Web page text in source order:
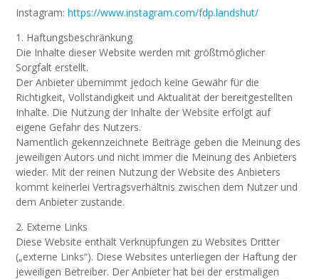
Instagram:https://www.instagram.com/fdp.landshut/
1. Haftungsbeschränkung
Die Inhalte dieser Website werden mit größtmöglicher
Sorgfalt erstellt.
Der Anbieter übernimmt jedoch keine Gewähr für die
Richtigkeit, Vollständigkeit und Aktualität der bereitgestellten
Inhalte. Die Nutzung der Inhalte der Website erfolgt auf
eigene Gefahr des Nutzers.
Namentlich gekennzeichnete Beiträge geben die Meinung des
jeweiligen Autors und nicht immer die Meinung des Anbieters
wieder. Mit der reinen Nutzung der Website des Anbieters
kommt keinerlei Vertragsverhältnis zwischen dem Nutzer und
dem Anbieter zustande.
2. Externe Links
Diese Website enthält Verknüpfungen zu Websites Dritter
(„externe Links“). Diese Websites unterliegen der Haftung der
jeweiligen Betreiber. Der Anbieter hat bei der erstmaligen